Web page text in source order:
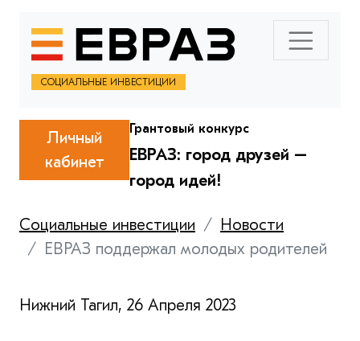
СОЦИАЛЬНЫЕ ИНВЕСТИЦИИ
Личный
кабинет
Грантовый конкурс
ЕВРАЗ: город друзей –
город идей!
Социальные инвестиции
Новости
ЕВРАЗ поддержал молодых родителей
Нижний Тагил, 26 Апреля 2023